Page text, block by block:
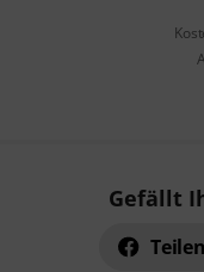
Gefällt
Teilen